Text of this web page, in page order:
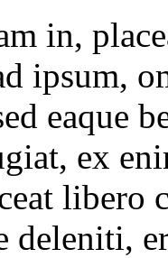
in,
ipsum,
eaque
ex
libero
deleniti,